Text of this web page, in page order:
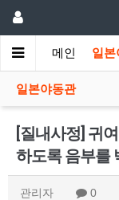
메인 일본
일본야동관
[질내사정] 귀
하도록 음부를
관리자 0